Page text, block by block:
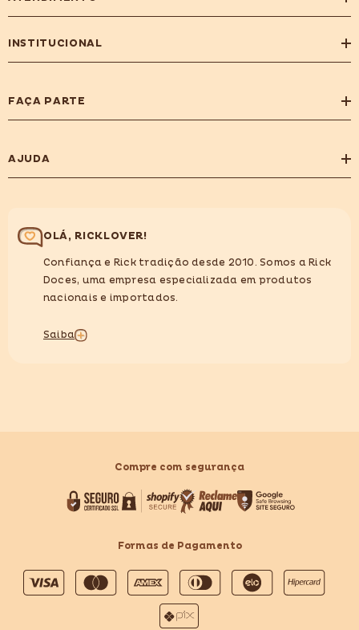
INSTITUCIONAL
FAÇA PARTE
AJUDA
OLÁ, RICKLOVER!
Confiança e Rick tradição desde 2010. Somos a Rick
Doces, uma empresa especializada em produtos
nacionais e importados.
Saiba
Compre com segurança
Formas de Pagamento
Formas
pagamento